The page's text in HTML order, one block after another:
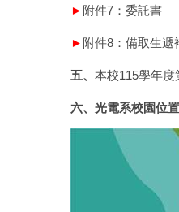
► 附件7：委託書
► 附件8：備取生遞
五、 本校115學年度
六、光電系校園位